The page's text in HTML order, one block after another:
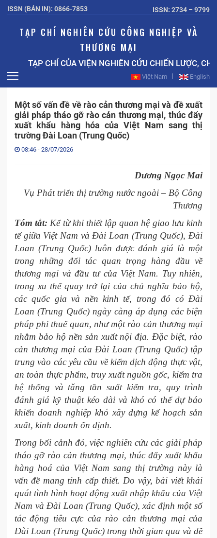
ISSN (BẢN IN): 0866-7853 ISSN: 2734 – 9799
TẠP CHÍ NGHIÊN CỨU CÔNG NGHIỆP VÀ
THƯƠNG MẠI
TẠP CHÍ CỦA VIỆN NGHIÊN CỨU CHIẾN LƯỢC,
Việt Nam English
Một số vấn đề về rào cản thương mại và đề xuất
giải pháp tháo gỡ rào cản thương mại, thúc đẩy
xuất khẩu hàng hóa của Việt Nam sang thị
trường Đài Loan (Trung Quốc)
08:46 - 28/07/2026
Dương Ngọc Mai
Vụ Phát triển thị trường nước ngoài – Bộ Công
Thương
Tóm tắt: Kể từ khi thiết lập quan hệ giao lưu kinh
tế giữa Việt Nam và Đài Loan (Trung Quốc), Đài
Loan (Trung Quốc) luôn được đánh giá là một
trong những đối tác quan trọng hàng đầu về
thương mại và đầu tư của Việt Nam. Tuy nhiên,
trong xu thế quay trở lại của chủ nghĩa bảo hộ,
các quốc gia và nền kinh tế, trong đó có Đài
Loan (Trung Quốc) ngày càng áp dụng các biện
pháp phi thuế quan, như một rào cản thương mại
nhằm bảo hộ nền sản xuất nội địa. Đặc biệt, rào
cản thương mại của Đài Loan (Trung Quốc) tập
trung vào các yêu cầu về kiểm dịch động thực vật,
an toàn thực phẩm, truy xuất nguồn gốc, kiểm tra
hệ thống và tăng tần suất kiểm tra, quy trình
đánh giá kỹ thuật kéo dài và khó có thể dự báo
khiến doanh nghiệp khó xây dựng kế hoạch sản
xuất, kinh doanh ổn định.
Trong bối cảnh đó, việc nghiên cứu các giải pháp
tháo gỡ rào cản thương mại, thúc đẩyxuất khẩu
hàng hoá của Việt Nam sang thị trường này là
vấn đề mang tính cấp thiết. Do vậy, bài viết khái
quát tình hình hoạt động xuất nhập khẩu của Việt
Nam và Đài Loan (Trung Quốc), xác định một số
tác động tiêu cực của rào cản thương mại của
Đài Loan (Trung Quốc) trong thời gian qua và đề